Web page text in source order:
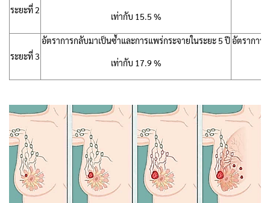
ระยะที่ 2
เท่ากับ 15.5 %
ระยะที่ 3
อัตราการกลับมาเป็นซ้ำและการแพร่กระจายในระยะ 5 ปี
เท่ากับ 17.9 %
อัตราการ